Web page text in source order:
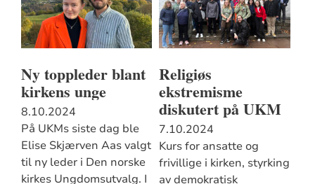
Ny toppleder blant
kirkens unge
8.10.2024
På UKMs siste dag ble
Elise Skjærven Aas valgt
til ny leder i Den norske
kirkes Ungdomsutvalg. I
Religiøs
ekstremisme
diskutert på UKM
7.10.2024
Kurs for ansatte og
frivillige i kirken, styrking
av demokratisk